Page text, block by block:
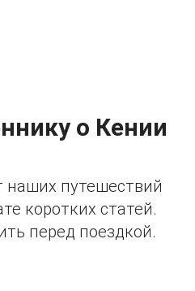
о Кении
путешествий
коротких статей.
перед поездкой.